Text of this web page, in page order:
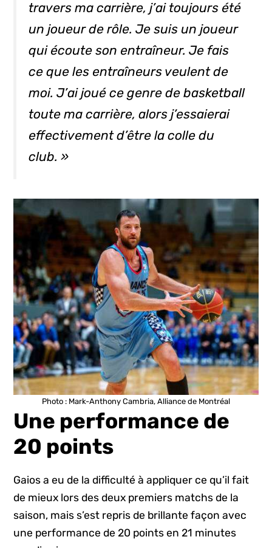
travers ma carrière, j’ai toujours été
un joueur de rôle. Je suis un joueur
qui écoute son entraîneur. Je fais
ce que les entraîneurs veulent de
moi. J’ai joué ce genre de basketball
toute ma carrière, alors j’essaierai
effectivement d’être la colle du
club. »
Photo : Mark-Anthony Cambria, Alliance de Montréal
Une performance de
20 points
Gaios a eu de la difficulté à appliquer ce qu’il fait
de mieux lors des deux premiers matchs de la
saison, mais s’est repris de brillante façon avec
une performance de 20 points en 21 minutes